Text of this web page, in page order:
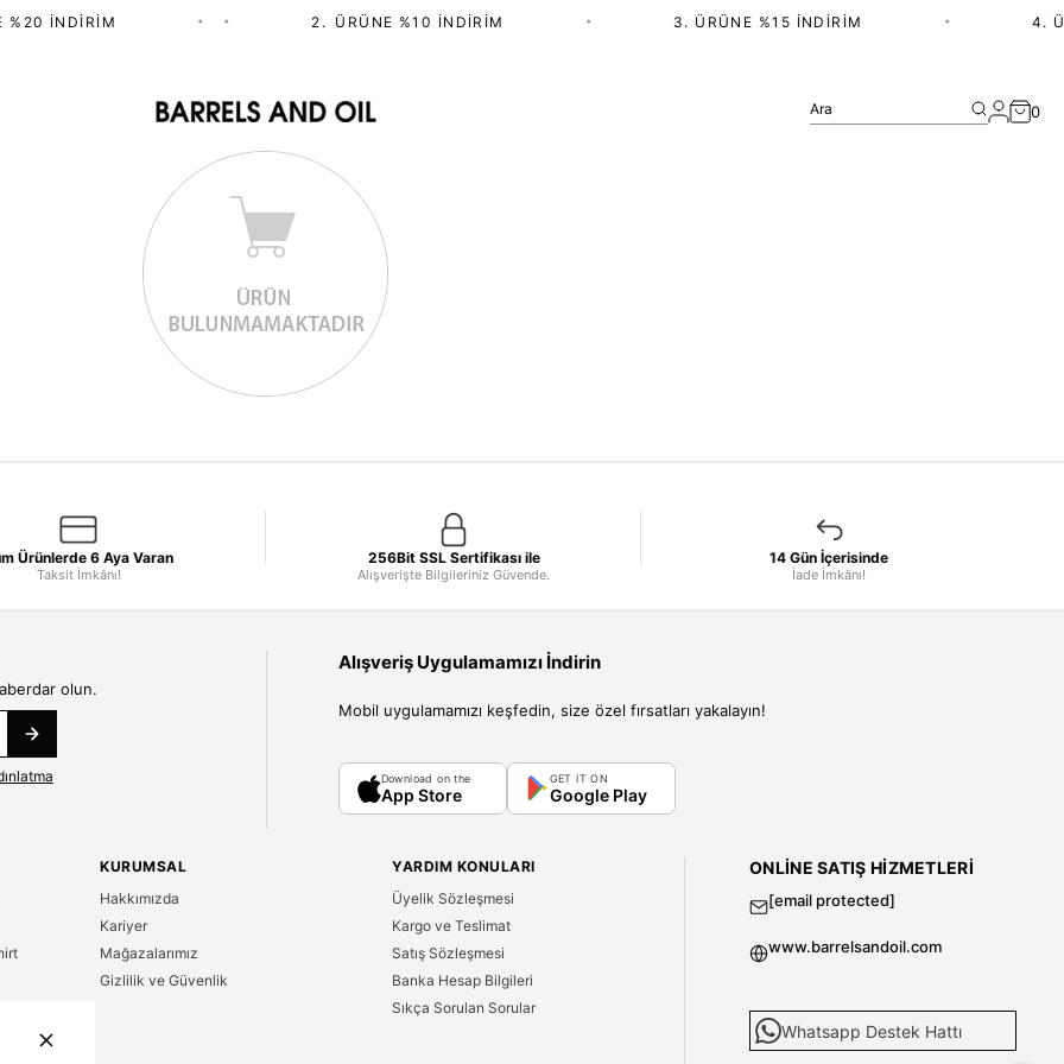
%20 İNDIRIM 2.⁠ ⁠ÜRÜNE %10 İNDIRIM 3. ÜRÜNE %15 İNDIRIM 4.
Ara 0
Ürünlerde 6 Aya Varan
Taksit İmkânı!
256Bit SSL Sertifikası ile
Alışverişte Bilgileriniz Güvende.
14 Gün İçerisinde
İade İmkânı!
olun.
Alışveriş Uygulamamızı İndirin
Mobil uygulamamızı keşfedin, size özel fırsatları yakalayın!
Download on the
App Store
GET IT ON
Google Play
KURUMSAL
Hakkımızda
Kariyer
Mağazalarımız
Gizlilik ve Güvenlik
YARDIM KONULARI
Üyelik Sözleşmesi
Kargo ve Teslimat
Satış Sözleşmesi
Banka Hesap Bilgileri
Sıkça Sorulan Sorular
ONLINE SATIŞ HIZMETLERI
[email protected]
www.barrelsandoil.com
Whatsapp Destek Hattı